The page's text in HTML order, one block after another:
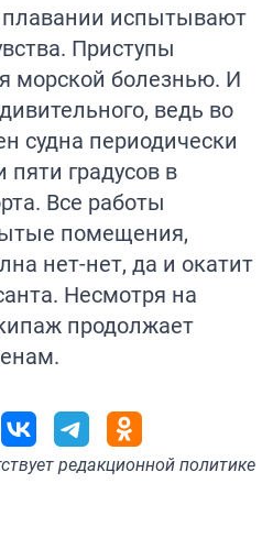
испытывают
Приступы
морской болезнью. И
ведь во
судна периодически
пяти градусов в
Все работы
помещения,
нет-нет, да и окатит
Несмотря на
продолжает
редакционной политике